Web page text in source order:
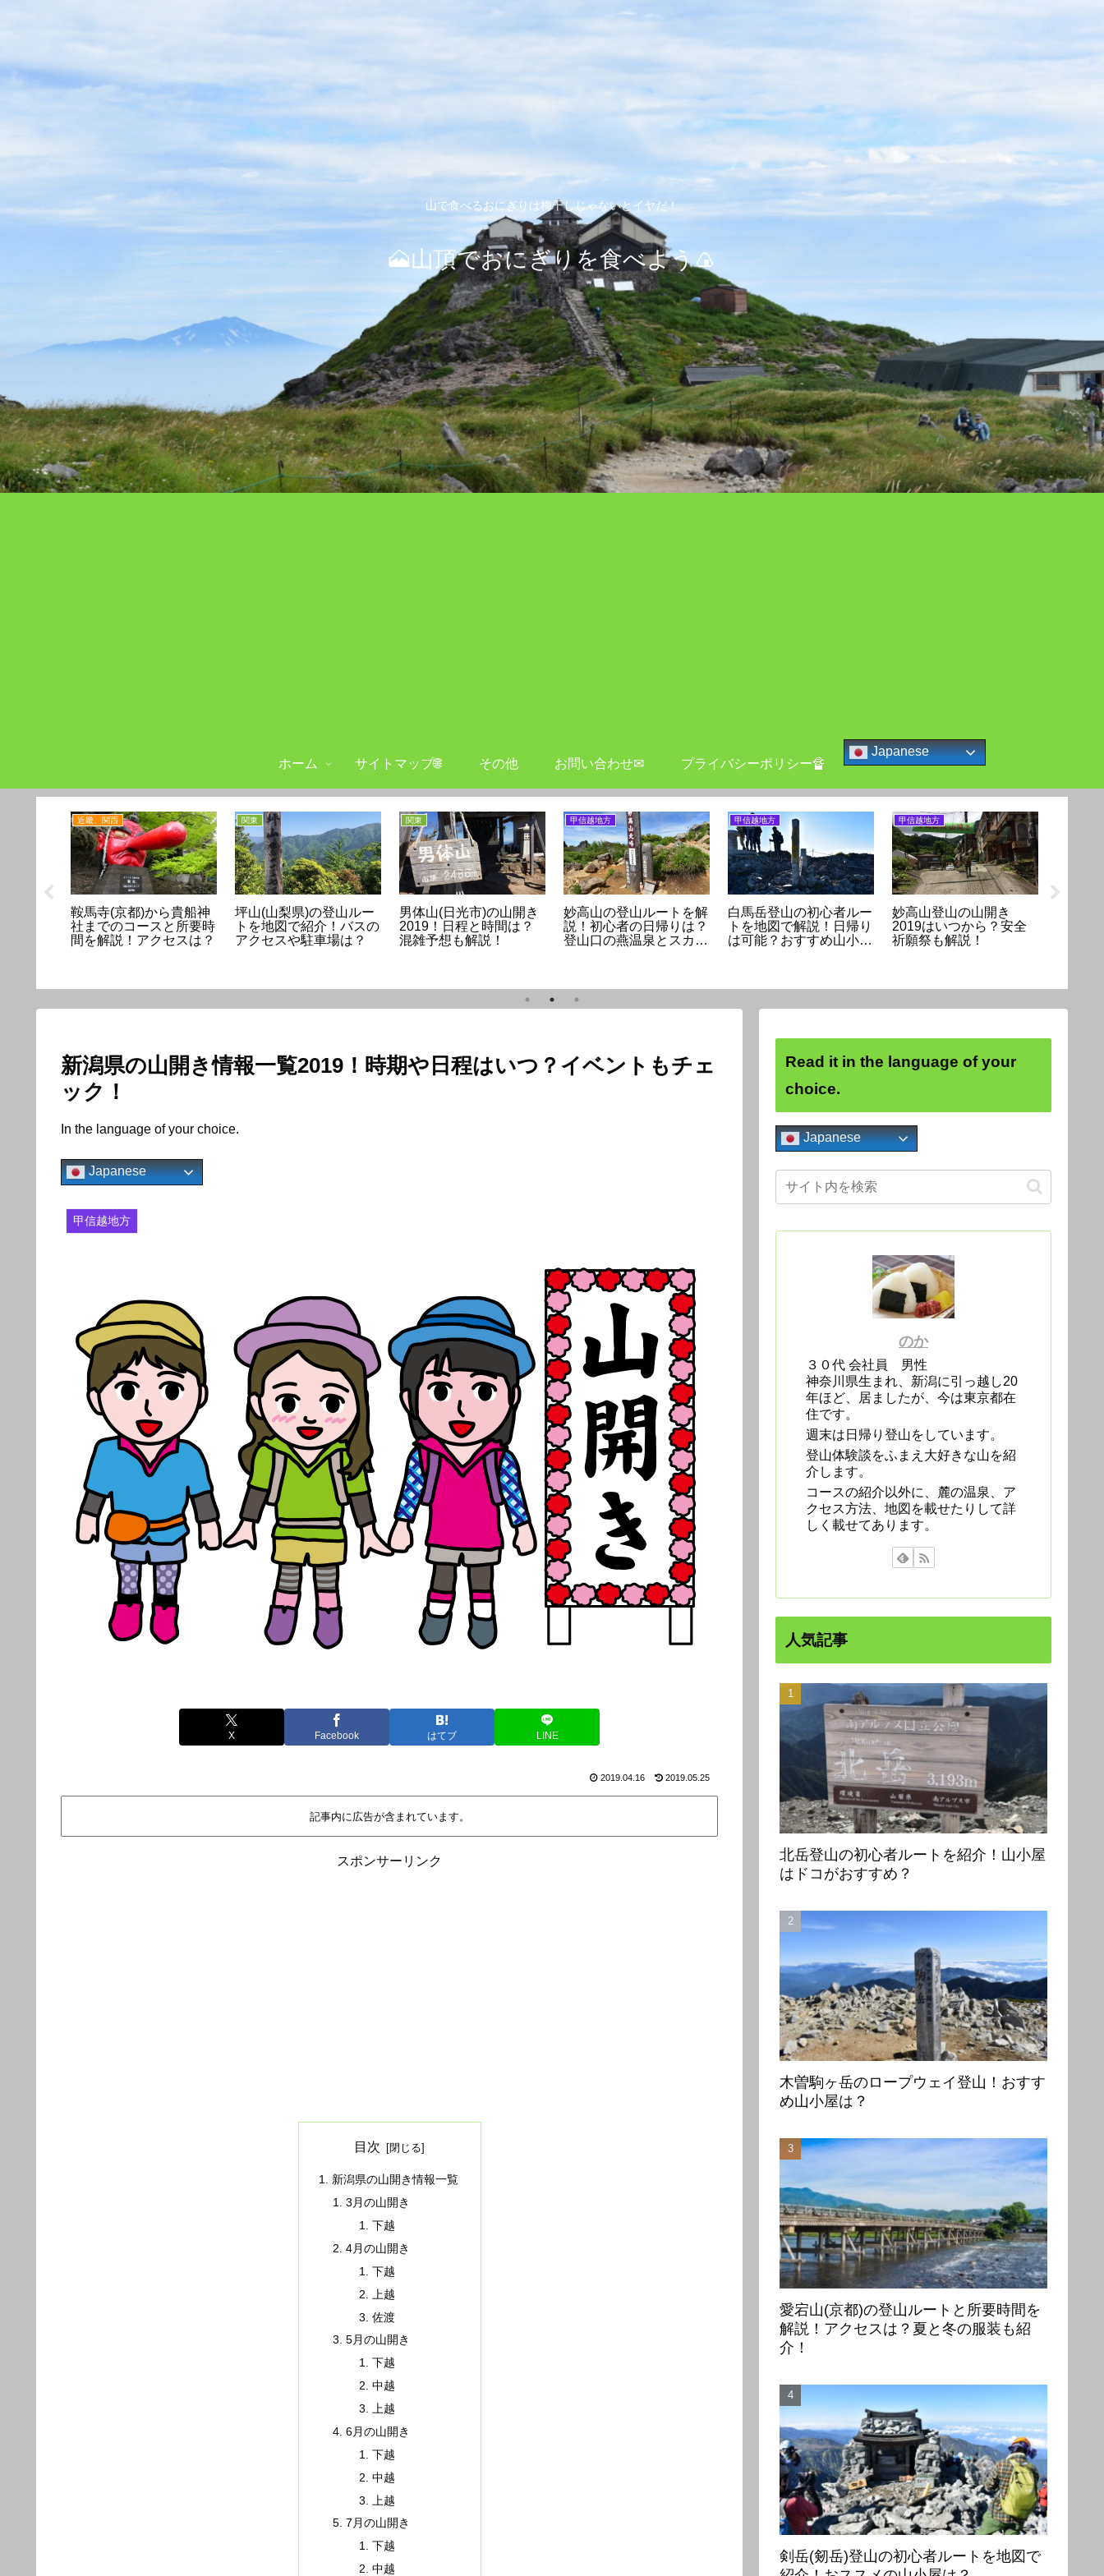
山で食べるおにぎりは梅干しじゃないとイヤだ！
🗻山頂でおにぎりを食べよう🍙
ホーム サイトマップ🌐 その他 お問い合わせ✉ プライバシーポリシー🔏
Japanese
近畿、関西
鞍馬寺(京都)から貴船神
社までのコースと所要時
間を解説！アクセスは？
関東
坪山(山梨県)の登山ルー
トを地図で紹介！バスの
アクセスや駐車場は？
関東
男体山(日光市)の山開き
2019！日程と時間は？
混雑予想も解説！
甲信越地方
妙高山の登山ルートを解
説！初心者の日帰りは？
登山口の燕温泉とスカイ
甲信越地方
白馬岳登山の初心者ルー
トを地図で解説！日帰り
は可能？おすすめ山小屋
甲信越地方
妙高山登山の山開き
2019はいつから？安全
祈願祭も解説！
新潟県の山開き情報一覧2019！時期や日程はいつ？イベントもチェ
ック！
In the language of your choice.
Japanese
甲信越地方
X Facebook はてブ LINE
2019.04.16 2019.05.25
記事内に広告が含まれています。
スポンサーリンク
目次
新潟県の山開き情報一覧
3月の山開き
下越
4月の山開き
下越
上越
佐渡
5月の山開き
下越
中越
上越
6月の山開き
下越
中越
上越
7月の山開き
下越
中越
Read it in the language of your
choice.
Japanese
のか
３０代 会社員 男性
神奈川県生まれ、新潟に引っ越し20
年ほど、居ましたが、今は東京都在
住です。
週末は日帰り登山をしています。
登山体験談をふまえ大好きな山を紹
介します。
コースの紹介以外に、麓の温泉、ア
クセス方法、地図を載せたりして詳
しく載せてあります。
人気記事
北岳登山の初心者ルートを紹介！山小屋
はドコがおすすめ？
木曽駒ヶ岳のロープウェイ登山！おすす
め山小屋は？
愛宕山(京都)の登山ルートと所要時間を
解説！アクセスは？夏と冬の服装も紹
介！
剣岳(剱岳)登山の初心者ルートを地図で